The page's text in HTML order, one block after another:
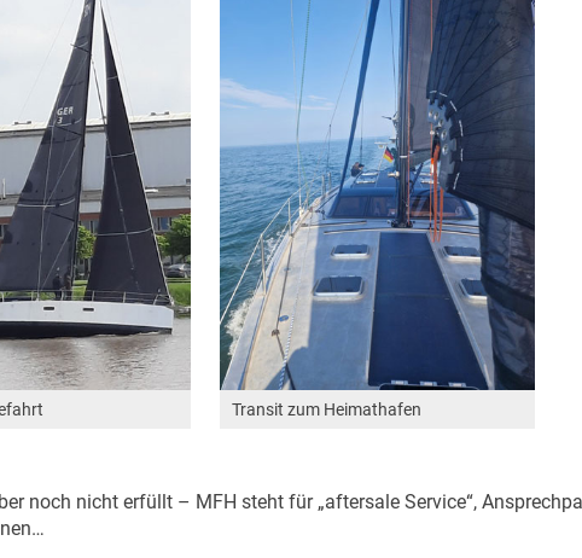
Transit zum Heimathafen
noch nicht erfüllt – MFH steht für „aftersale Service“,